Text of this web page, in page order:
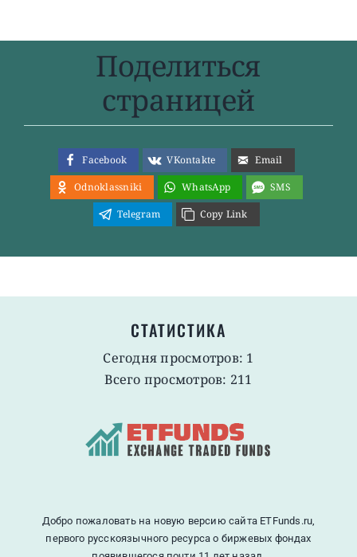
Поделиться
страницей
Facebook VKontakte
Email
Odnoklassniki
WhatsApp
SMS
Telegram
Copy Link
СТАТИСТИКА
Сегодня просмотров: 1
Всего просмотров: 211
Добро пожаловать на новую версию сайта ETFunds.ru,
первого русскоязычного ресурса о биржевых фондах